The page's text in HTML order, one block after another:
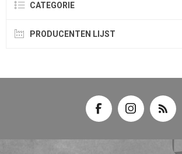
CATEGORIE
PRODUCENTEN LIJST